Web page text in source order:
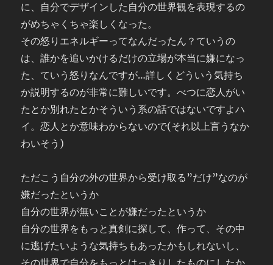
に、自分でデザインした自分の世界観を表現するの
がめちゃくちゃ楽しくなった。
その怒りエネルギーってなんだったん？ていうの
は、誰かを追いかけるだけの立場が本当に嫌になっ
た、ていう怒りなんですが…詳しくどういう気持ち
か説明するのが非常に難しいです。べつに恋人がい
たとか別れたとかそういう系の話ではないですよハ
イ。恋人とか意味わからないので(それ以上言うなか
わいそう)
ただこう自分の外の世界から受け取る”だけ”なのが
嫌だったというか
自分の世界が無いことが嫌だったというか
自分の世界をもっと真剣に探して、作って、その中
に逃げたいような気持ちもあったかもしれないし、
その世界で自分をもっとはっきりしたものにしたか